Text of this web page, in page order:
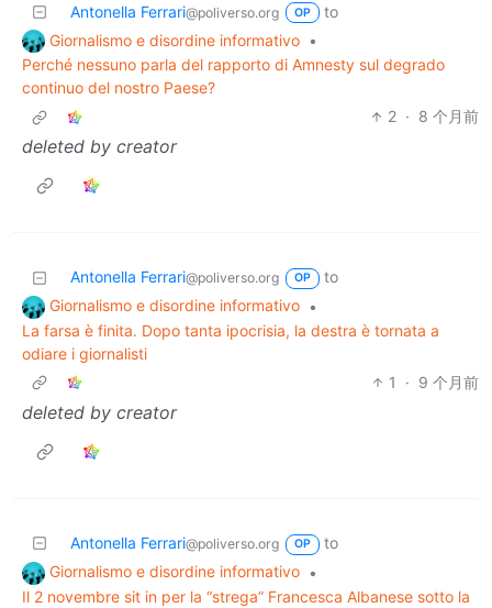
Antonella Ferrari@poliverso.org OP
to
Giornalismo e disordine informativo •
Perché nessuno parla del rapporto di Amnesty sul degrado
continuo del nostro Paese?
2 · 8 个月前
deleted by creator
Antonella Ferrari@poliverso.org OP
to
Giornalismo e disordine informativo •
La farsa è finita. Dopo tanta ipocrisia, la destra è tornata a
odiare i giornalisti
1
· 9 个月前
deleted by creator
Antonella Ferrari@poliverso.org OP
to
Giornalismo e disordine informativo •
Il 2 novembre sit in per la “strega” Francesca Albanese sotto la